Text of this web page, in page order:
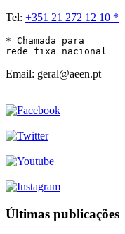
Tel: +351 21 272 12 10 *
* Chamada para
rede fixa nacional
Email: geral@aeen.pt
Últimas publicações